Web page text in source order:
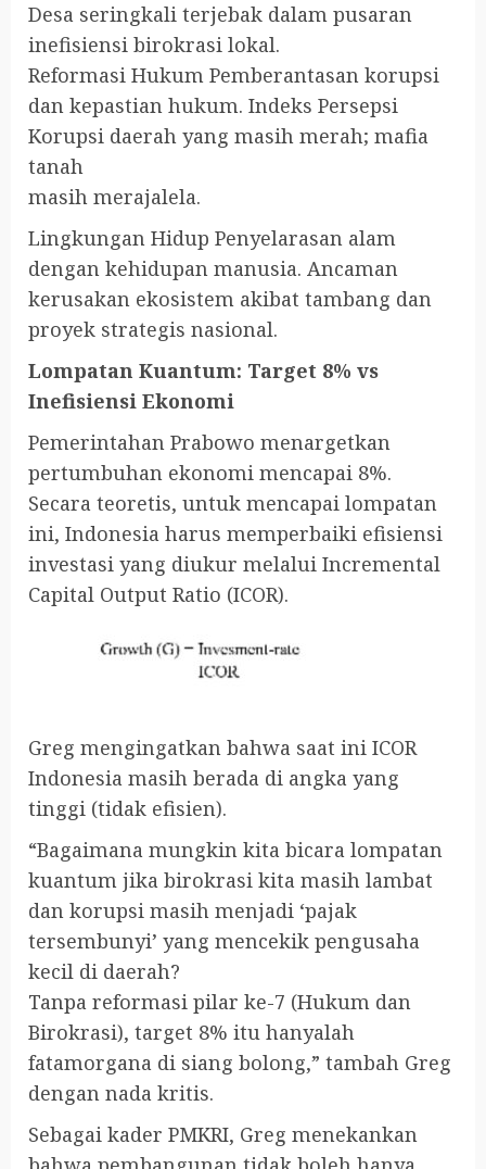
Desa seringkali terjebak dalam pusaran
inefisiensi birokrasi lokal.
Reformasi Hukum Pemberantasan korupsi
dan kepastian hukum. Indeks Persepsi
Korupsi daerah yang masih merah; mafia
tanah
masih merajalela.
Lingkungan Hidup Penyelarasan alam
dengan kehidupan manusia. Ancaman
kerusakan ekosistem akibat tambang dan
proyek strategis nasional.
Lompatan Kuantum: Target 8% vs
Inefisiensi Ekonomi
Pemerintahan Prabowo menargetkan
pertumbuhan ekonomi mencapai 8%.
Secara teoretis, untuk mencapai lompatan
ini, Indonesia harus memperbaiki efisiensi
investasi yang diukur melalui Incremental
Capital Output Ratio (ICOR).
Greg mengingatkan bahwa saat ini ICOR
Indonesia masih berada di angka yang
tinggi (tidak efisien).
“Bagaimana mungkin kita bicara lompatan
kuantum jika birokrasi kita masih lambat
dan korupsi masih menjadi ‘pajak
tersembunyi’ yang mencekik pengusaha
kecil di daerah?
Tanpa reformasi pilar ke-7 (Hukum dan
Birokrasi), target 8% itu hanyalah
fatamorgana di siang bolong,” tambah Greg
dengan nada kritis.
Sebagai kader PMKRI, Greg menekankan